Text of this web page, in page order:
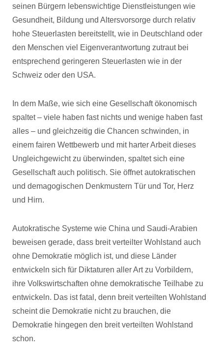
seinen Bürgern lebenswichtige Dienstleistungen wie
Gesundheit, Bildung und Altersvorsorge durch relativ
hohe Steuerlasten bereitstellt, wie in Deutschland oder
den Menschen viel Eigenverantwortung zutraut bei
entsprechend geringeren Steuerlasten wie in der
Schweiz oder den USA.
In dem Maße, wie sich eine Gesellschaft ökonomisch
spaltet – viele haben fast nichts und wenige haben fast
alles – und gleichzeitig die Chancen schwinden, in
einem fairen Wettbewerb und mit harter Arbeit dieses
Ungleichgewicht zu überwinden, spaltet sich eine
Gesellschaft auch politisch. Sie öffnet autokratischen
und demagogischen Denkmustern Tür und Tor, Herz
und Hirn.
Autokratische Systeme wie China und Saudi-Arabien
beweisen gerade, dass breit verteilter Wohlstand auch
ohne Demokratie möglich ist, und diese Länder
entwickeln sich für Diktaturen aller Art zu Vorbildern,
ihre Volkswirtschaften ohne demokratische Teilhabe zu
entwickeln. Das ist fatal, denn breit verteilten Wohlstand
scheint die Demokratie nicht zu brauchen, die
Demokratie hingegen den breit verteilten Wohlstand
schon.